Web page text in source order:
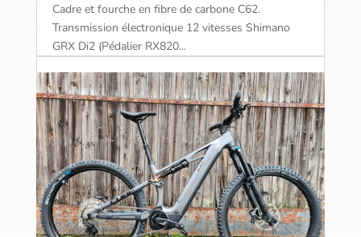
Cadre et fourche en fibre de carbone C62.
Transmission électronique 12 vitesses Shimano
GRX Di2 (Pédalier RX820...